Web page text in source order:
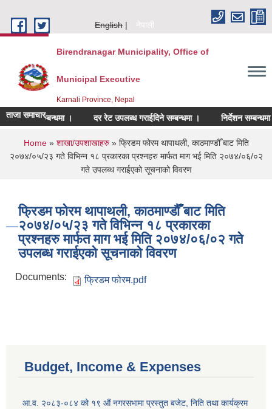
English
नेपाली
Birendranagar Municipality, Office of
Municipal Executive
Karnali Province, Nepal
ताजा समाचार
गर्ने सम्बन्धमा । दर रेट उपलब्ध गराईदिने सम्बन्धमा । निर्देशन सम्बन्धमा ।
You are here
Home» शाखा/उपशाखाहरु» फ्रिडम फोरम थापाथली, काठमाण्डौँ बाट मिति
२०७४/०५/२३ गते विभिन्न १८ प्रकारका प्रश्नहरु मार्फत माग भई मिति २०७४/०६/०२
गते उपलब्ध गराईएको सूचनाको विवरण
फ्रिडम फोरम थापाथली, काठमाण्डौँ बाट मिति
२०७४/०५/२३ गते विभिन्न १८ प्रकारका
प्रश्नहरु मार्फत माग भई मिति २०७४/०६/०२ गते
उपलब्ध गराईएको सूचनाको विवरण
Documents: फ्रिडम फोरम.pdf
Budget, Income & Expenses
आ.व. २०८३-०८४ को १९ औं नगरसभामा प्रस्तुत बजेट, निति तथा कार्यक्रम